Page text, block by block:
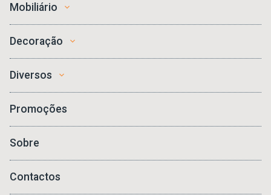
Mobiliário
Decoração
Diversos
Promoções
Sobre
Contactos